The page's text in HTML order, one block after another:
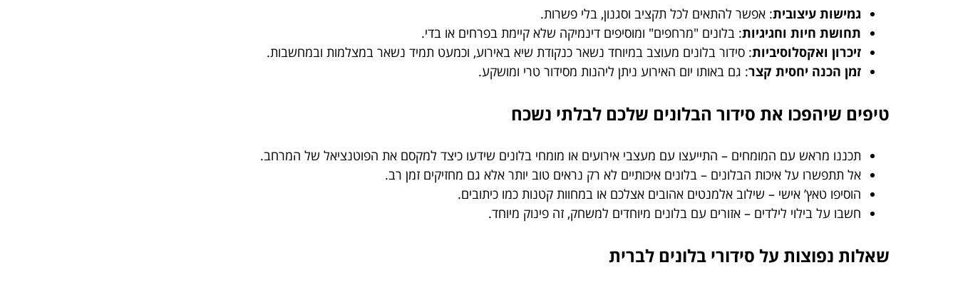
גמישות עיצובית: אפשר להתאים לכל תקציב וסגנון, בלי פשרות.
תחושת חיות וחגיגיות: בלונים "מרחפים" ומוסיפים דינמיקה שלא קיימת בפרחים או בדי.
זיכרון ואקסלוסיביות: סידור בלונים מעוצב במיוחד נשאר כנקודת שיא באירוע, וכמעט תמיד נשאר במצלמות ובמחשבות.
זמן הכנה יחסית קצר: גם באותו יום האירוע ניתן ליהנות מסידור טרי ומושקע.
טיפים שיהפכו את סידור הבלונים שלכם לבלתי נשכח
תכננו מראש עם המומחים – התייעצו עם מעצבי אירועים או מומחי בלונים שידעו כיצד למקסם את הפוטנציאל של המרחב.
אל תתפשרו על איכות הבלונים – בלונים איכותיים לא רק נראים טוב יותר אלא גם מחזיקים זמן רב.
הוסיפו טאץ’ אישי – שילוב אלמנטים אהובים אצלכם או במחוות קטנות כמו כיתובים.
חשבו על בילוי לילדים – אזורים עם בלונים מיוחדים למשחק, זה פינוק מיוחד.
שאלות נפוצות על סידורי בלונים לברית